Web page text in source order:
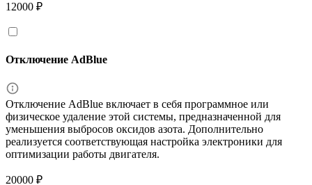
12000 ₽
Отключение AdBlue
Отключение AdBlue включает в себя программное или
физическое удаление этой системы, предназначенной для
уменьшения выбросов оксидов азота. Дополнительно
реализуется соответствующая настройка электроники для
оптимизации работы двигателя.
20000 ₽